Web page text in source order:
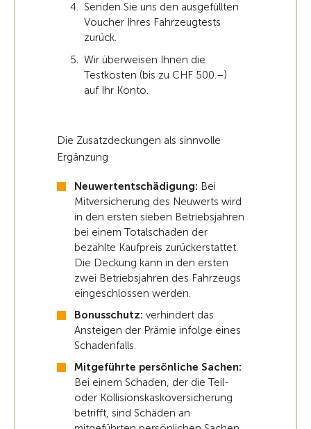
Senden Sie uns den ausgefüllten
Voucher Ihres Fahrzeugtests
zurück.
Wir überweisen Ihnen die
Testkosten (bis zu CHF 500.–)
auf Ihr Konto.
Die Zusatzdeckungen als sinnvolle
Ergänzung
Neuwertentschädigung: Bei
Mitversicherung des Neuwerts wird
in den ersten sieben Betriebsjahren
bei einem Totalschaden der
bezahlte Kaufpreis zurückerstattet.
Die Deckung kann in den ersten
zwei Betriebsjahren des Fahrzeugs
eingeschlossen werden.
Bonusschutz: verhindert das
Ansteigen der Prämie infolge eines
Schadenfalls.
Mitgeführte persönliche Sachen:
Bei einem Schaden, der die Teil-
oder Kollisionskaskoversicherung
betrifft, sind Schäden an